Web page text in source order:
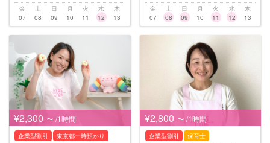
金
07
土
08
日
09
月
10
火
11
水
12
木
13
金
07
土
08
日
09
月
10
火
11
水
12
木
13
¥2,300 〜 /1時間
企業型割引
東京都一時預かり
¥2,800 〜 /1時間
企業型割引 保育士